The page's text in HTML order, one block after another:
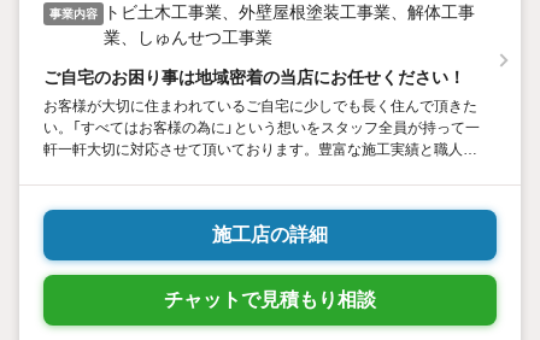
事業内容 トビ土木工事業、外壁屋根塗装工事業、解体工事
業、しゅんせつ工事業
ご自宅のお困り事は地域密着の当店にお任せください！
お客様が大切に住まわれているご自宅に少しでも長く住んで頂きた
い。「すべてはお客様の為に」という想いをスタッフ全員が持って一
軒一軒大切に対応させて頂いております。豊富な施工実績と職人の
施工店の詳細
チャットで見積もり相談